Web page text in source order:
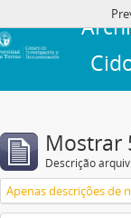
Mostrar
Descrição
Apenas descrições de